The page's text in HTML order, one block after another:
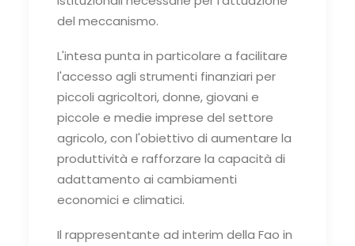
del meccanismo.
L'intesa punta in particolare a facilitare
l'accesso agli strumenti finanziari per
piccoli agricoltori, donne, giovani e
piccole e medie imprese del settore
agricolo, con l'obiettivo di aumentare la
produttività e rafforzare la capacità di
adattamento ai cambiamenti
economici e climatici.
Il rappresentante ad interim della Fao in